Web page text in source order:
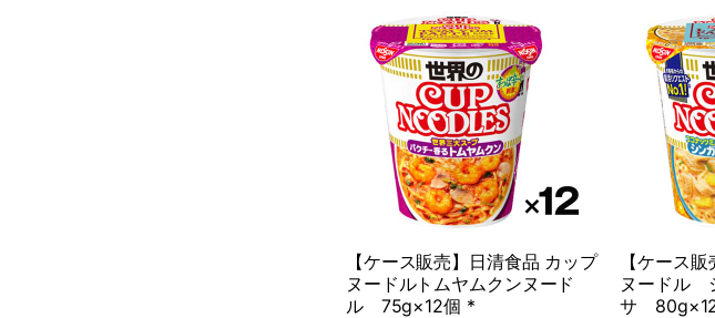
【ケース販売】日清食品 カップ
ヌードルトムヤムクンヌード
ル 75g×12個 *
【ケース
ヌードル
サ